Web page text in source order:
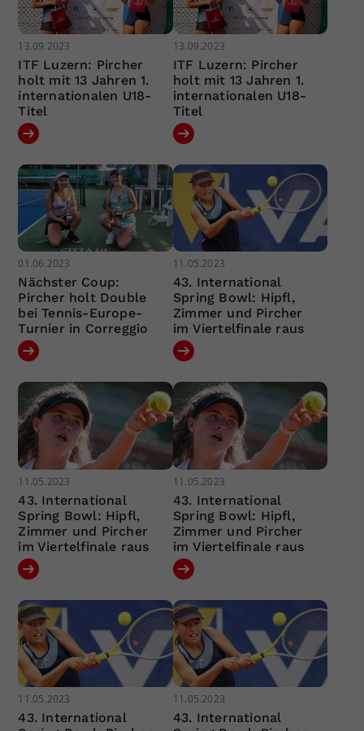
13.09.2023
ITF Luzern: Pircher
holt mit 13 Jahren 1.
internationalen U18-
Titel
13.09.2023
ITF Luzern: Pircher
holt mit 13 Jahren 1.
internationalen U18-
Titel
01.06.2023
Nächster Coup:
Pircher holt Double
bei Tennis-Europe-
Turnier in Correggio
11.05.2023
43. International
Spring Bowl: Hipfl,
Zimmer und Pircher
im Viertelfinale raus
11.05.2023
43. International
Spring Bowl: Hipfl,
Zimmer und Pircher
im Viertelfinale raus
11.05.2023
43. International
Spring Bowl: Hipfl,
Zimmer und Pircher
im Viertelfinale raus
11.05.2023
43. International
11.05.2023
43. International